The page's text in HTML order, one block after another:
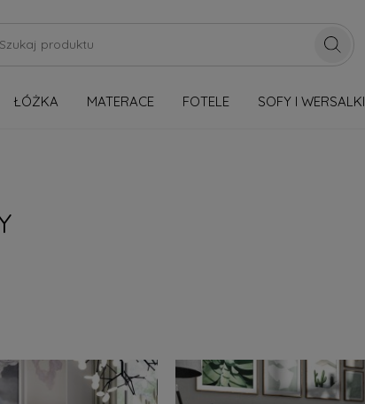
ŁÓŻKA MATERACE FOTELE SOFY I WERSALKI